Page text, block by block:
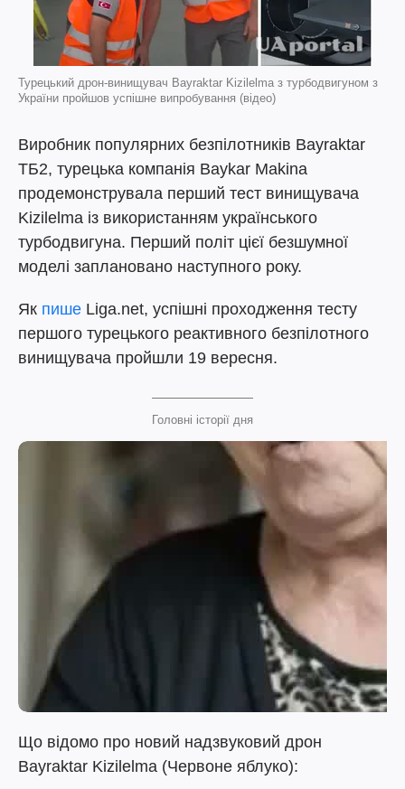
Турецький дрон-винищувач Bayraktar Kizilelma з турбодвигуном з
України пройшов успішне випробування (відео)
Виробник популярних безпілотників Bayraktar
ТБ2, турецька компанія Baykar Makina
продемонструвала перший тест винищувача
Kizilelma із використанням українського
турбодвигуна. Перший політ цієї безшумної
моделі заплановано наступного року.
Як пише Liga.net, успішні проходження тесту
першого турецького реактивного безпілотного
винищувача пройшли 19 вересня.
Головні історії дня
Що відомо про новий надзвуковий дрон
Bayraktar Kizilelma (Червоне яблуко):